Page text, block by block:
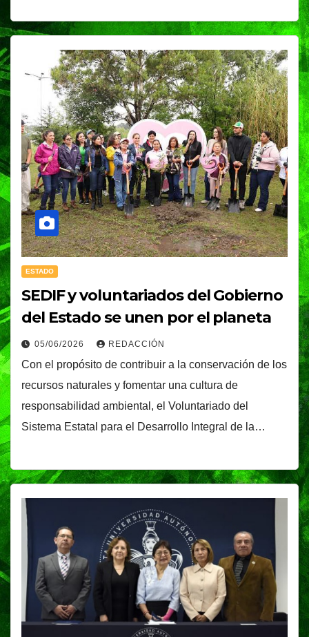
ESTADO
SEDIF y voluntariados del Gobierno
del Estado se unen por el planeta
05/06/2026 REDACCIÓN
Con el propósito de contribuir a la conservación de los
recursos naturales y fomentar una cultura de
responsabilidad ambiental, el Voluntariado del
Sistema Estatal para el Desarrollo Integral de la…